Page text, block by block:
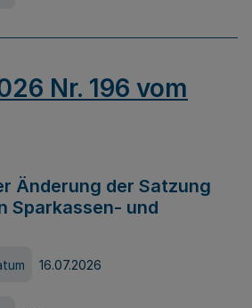
Nr. 196 vom
Änderung der Satzung
Sparkassen- und
16.07.2026